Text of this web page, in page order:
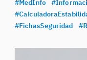
#MedInfo
#FichasSeguridad